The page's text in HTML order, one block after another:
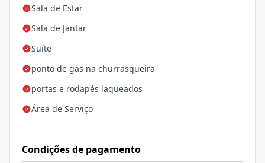
Sala de Estar
Sala de Jantar
Suíte
ponto de gás na churrasqueira
portas e rodapés laqueados
Área de Serviço
Condições de pagamento